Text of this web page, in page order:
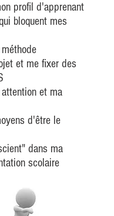
profil d'apprenant
bloquent mes
et me fixer des
et ma
d'être le
dans ma
scolaire